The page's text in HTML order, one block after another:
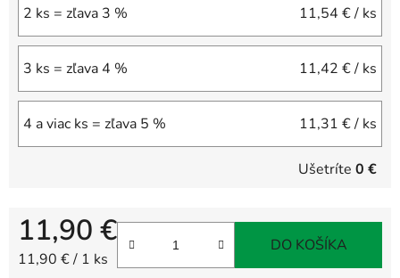
2 ks = zľava 3 % 11,54 €/ ks
3 ks = zľava 4 % 11,42 €/ ks
4 a viac ks = zľava 5 % 11,31 €/ ks
Ušetríte 0 €
11,90 €
Jednotková cena:
11,90 € / 1 ks
DO KOŠÍKA